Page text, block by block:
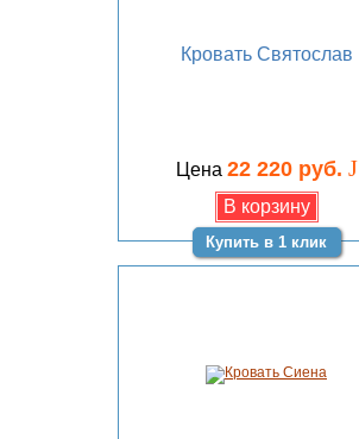
Кровать Святослав
Цена 22 220 руб. J
Купить в 1 клик